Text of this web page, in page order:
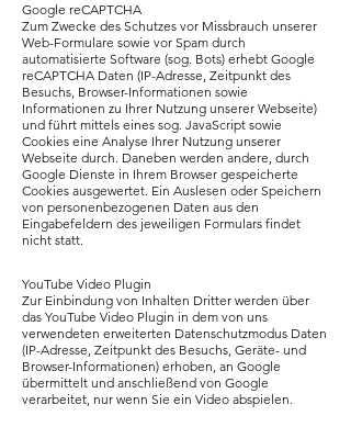
Google reCAPTCHA
Zum Zwecke des Schutzes vor Missbrauch unserer
Web-Formulare sowie vor Spam durch
automatisierte Software (sog. Bots) erhebt Google
reCAPTCHA Daten (IP-Adresse, Zeitpunkt des
Besuchs, Browser-Informationen sowie
Informationen zu Ihrer Nutzung unserer Webseite)
und führt mittels eines sog. JavaScript sowie
Cookies eine Analyse Ihrer Nutzung unserer
Webseite durch. Daneben werden andere, durch
Google Dienste in Ihrem Browser gespeicherte
Cookies ausgewertet. Ein Auslesen oder Speichern
von personenbezogenen Daten aus den
Eingabefeldern des jeweiligen Formulars findet
nicht statt.
YouTube Video Plugin
Zur Einbindung von Inhalten Dritter werden über
das YouTube Video Plugin in dem von uns
verwendeten erweiterten Datenschutzmodus Daten
(IP-Adresse, Zeitpunkt des Besuchs, Geräte- und
Browser-Informationen) erhoben, an Google
übermittelt und anschließend von Google
verarbeitet, nur wenn Sie ein Video abspielen.